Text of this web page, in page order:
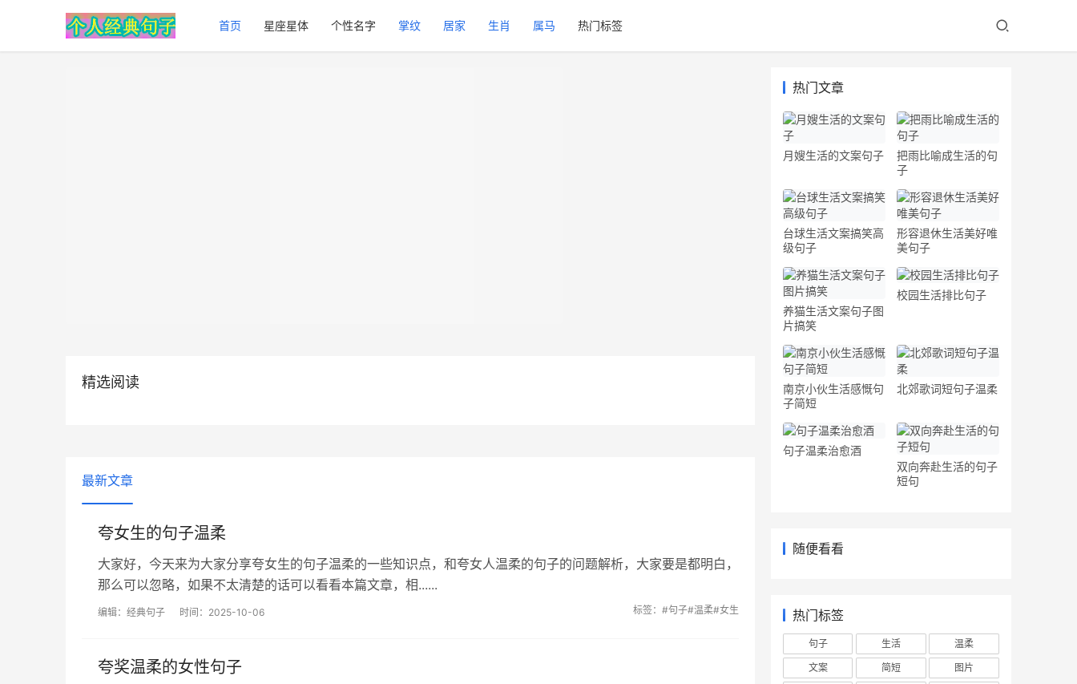
首页 星座星体 个性名字 掌纹 居家 生肖 属马 热门标签
精选阅读
最新文章
夸女生的句子温柔
大家好，今天来为大家分享夸女生的句子温柔的一些知识点，和夸女人温柔的句子的问题解析，大家要是都明白，
那么可以忽略，如果不太清楚的话可以看看本篇文章，相......
编辑： 经典句子 时间：2025-10-06 标签： #句子#温柔#女生
夸奖温柔的女性句子
热门文章
月嫂生活的文案句子
把雨比喻成生活的句
子
台球生活文案搞笑高
级句子
形容退休生活美好唯
美句子
养猫生活文案句子图
片搞笑
校园生活排比句子
南京小伙生活感慨句
子简短
北郊歌词短句子温柔
句子温柔治愈酒
双向奔赴生活的句子
短句
随便看看
热门标签
句子 生活
温柔
文案
简短
图片